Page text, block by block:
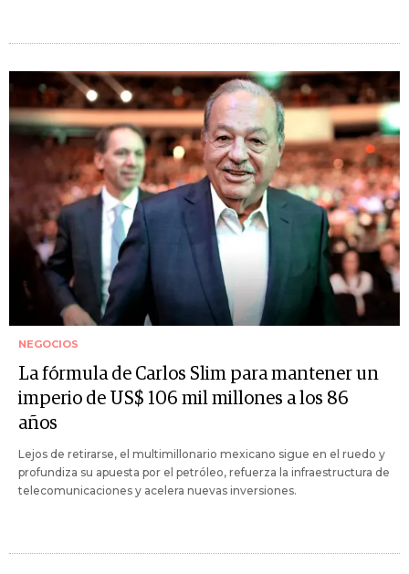
NEGOCIOS
La fórmula de Carlos Slim para mantener un
imperio de US$ 106 mil millones a los 86
años
Lejos de retirarse, el multimillonario mexicano sigue en el ruedo y
profundiza su apuesta por el petróleo, refuerza la infraestructura de
telecomunicaciones y acelera nuevas inversiones.